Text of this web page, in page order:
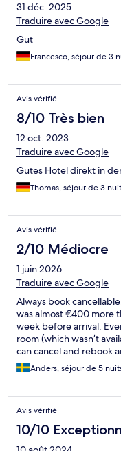
31 déc. 2025
Traduire avec Google
Gut
Francesco, séjour de 3
Avis vérifié
8/10 Très bien
12 oct. 2023
Traduire avec Google
Gutes Hotel direkt in
Thomas, séjour de 3
Avis vérifié
2/10 Médiocre
1 juin 2026
Traduire avec Google
Always book
was almost €400 more
week before arrival.
room (which wasn’t
can cancel and rebook
book early or be loyal.✌️
offered me a smaller
Anders, séjour de 5
Avis vérifié
10/10